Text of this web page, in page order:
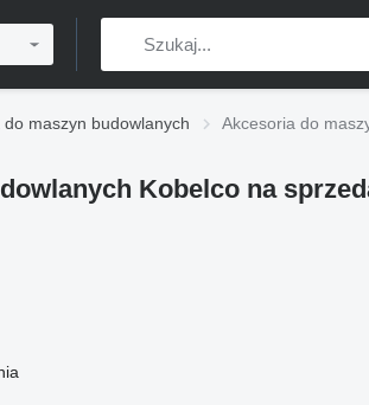
do maszyn budowlanych Akcesoria do
Kobelco na